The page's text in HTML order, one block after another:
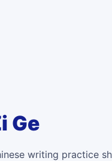
Ge
writing practice